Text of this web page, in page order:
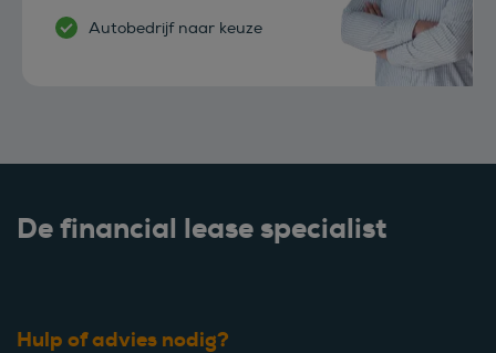
Autobedrijf naar keuze
De financial lease specialist
Hulp of advies nodig?